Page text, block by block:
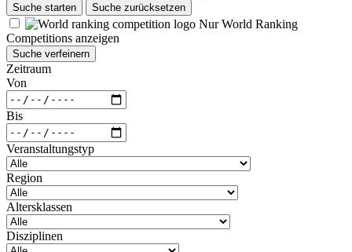
Suche starten Suche zurücksetzen
Nur World Ranking
Competitions anzeigen
Suche verfeinern
Zeitraum
Von
Bis
Veranstaltungstyp
Region
Altersklassen
Disziplinen